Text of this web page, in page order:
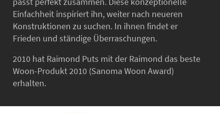
Einfachheit inspiriert ihn, weiter nach neueren
Konstruktionen zu suchen. In ihnen findet er
Frieden und ständige Überraschungen.
2010 hat Raimond Puts mit der Raimond das beste
Woon-Produkt 2010 (Sanoma Woon Award)
erhalten.